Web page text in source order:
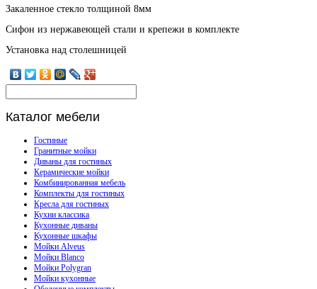
Закаленное стекло толщиной 8мм
Сифон из нержавеющей стали и крепежи в комплекте
Установка над столешницей
Каталог мебели
Гостиные
Гранитные мойки
Диваны для гостиных
Керамические мойки
Комбинированная мебель
Комплекты для гостиных
Кресла для гостиных
Кухни классика
Кухонные диваны
Кухонные шкафы
Мойки Alveus
Мойки Blanco
Мойки Polygran
Мойки кухонные